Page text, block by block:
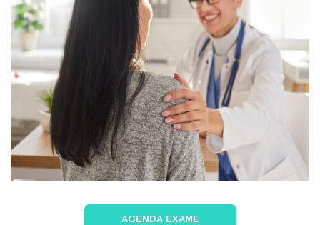
AGENDA EXAME